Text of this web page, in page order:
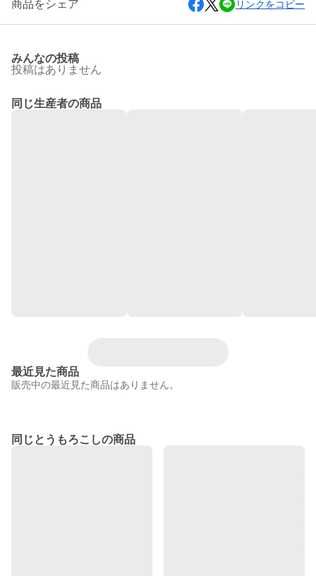
商品をシェア リンクをコピー
みんなの投稿
投稿はありません
同じ生産者の商品
最近見た商品
販売中の最近見た商品はありません。
同じとうもろこしの商品